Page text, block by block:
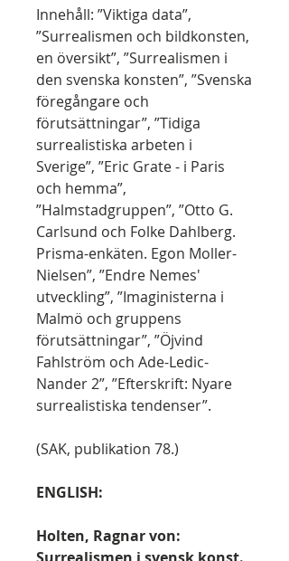
Innehåll: ”Viktiga data”,
”Surrealismen och bildkonsten,
en översikt”, ”Surrealismen i
den svenska konsten”, ”Svenska
föregångare och
förutsättningar”, ”Tidiga
surrealistiska arbeten i
Sverige”, ”Eric Grate - i Paris
och hemma”,
”Halmstadgruppen”, ”Otto G.
Carlsund och Folke Dahlberg.
Prisma-enkäten. Egon Moller-
Nielsen”, ”Endre Nemes'
utveckling”, ”Imaginisterna i
Malmö och gruppens
förutsättningar”, ”Öjvind
Fahlström och Ade-Ledic-
Nander 2”, ”Efterskrift: Nyare
surrealistiska tendenser”.
(SAK, publikation 78.)
ENGLISH:
Holten, Ragnar von: